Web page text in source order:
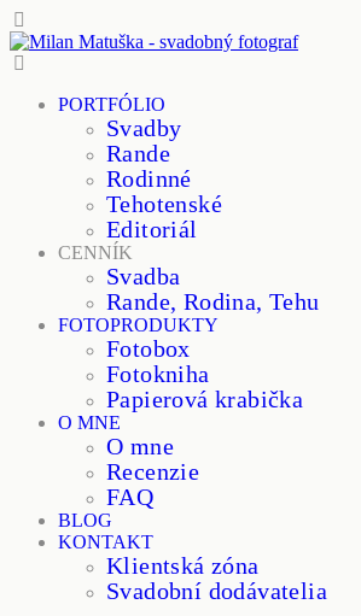
PORTFÓLIO
Svadby
Rande
Rodinné
Tehotenské
Editoriál
CENNÍK
Svadba
Rande, Rodina, Tehu
FOTOPRODUKTY
Fotobox
Fotokniha
Papierová krabička
O MNE
O mne
Recenzie
FAQ
BLOG
KONTAKT
Klientská zóna
Svadobní dodávatelia